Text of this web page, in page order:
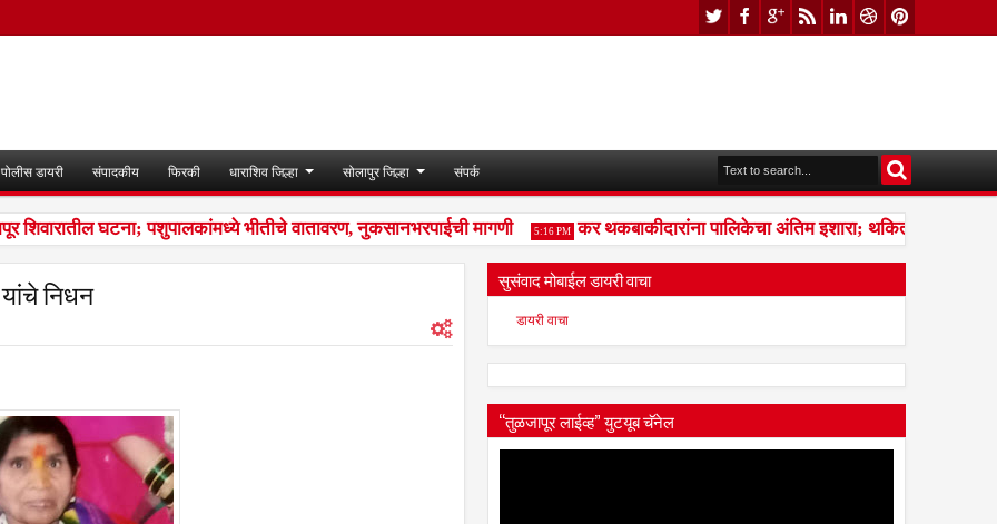
पोलीस डायरी संपादकीय फिरकी धाराशिव जिल्हा सोलापुर जिल्हा संपर्क
घटना; पशुपालकांमध्ये भीतीचे वातावरण, नुकसानभरपाईची मागणी 5:16 PM कर थकबाकीदारांना पालिकेचा अंतिम इशारा; थकित कर न
निधन सुसंवाद मोबाईल डायरी वाचा
डायरी वाचा
“तुळजापूर लाईव्ह” युटयूब चॅनेल